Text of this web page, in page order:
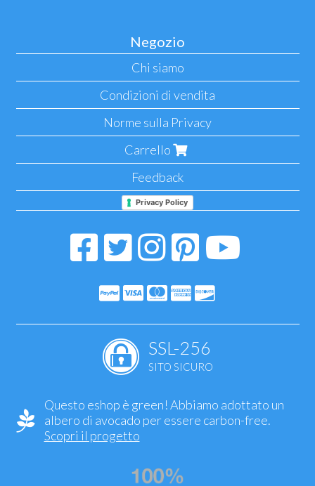
Negozio
Chi siamo
Condizioni di vendita
Norme sulla Privacy
Carrello
Feedback
Privacy Policy
SSL-256
SITO SICURO
Questo eshop è green! Abbiamo adottato un
albero di avocado per essere carbon-free.
Scopri il progetto